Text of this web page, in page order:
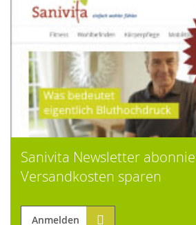
Sanivita Newsletter
Versandkosten sparen
Anmelden